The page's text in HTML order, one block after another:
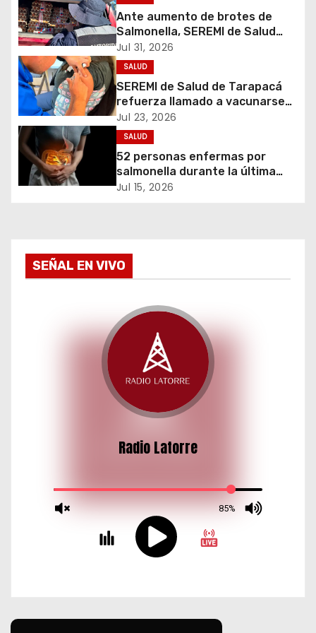
i
ó
n
d
e
e
r
Ante aumento de brotes de
Salmonella, SEREMI de Salud
refuerza prohibición del uso de
huevos crudos
Jul 31, 2026
SALUD
SEREMI de Salud de Tarapacá
refuerza llamado a vacunarse
tras ampliación de campaña
contra la influenza para toda la
población
Jul 23, 2026
SALUD
52 personas enfermas por
salmonella durante la última
semana
Jul 15, 2026
SEÑAL EN VIVO